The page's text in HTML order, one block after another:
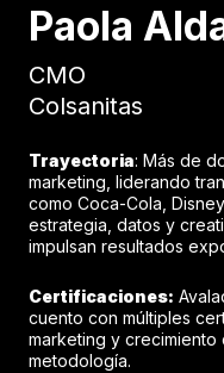
Paola
CMO
Colsanitas
Trayectoria: Más de
marketing, liderando
como Coca-Cola,
estrategia, datos y
impulsan resultados
Certificaciones:
cuento con múltiples
marketing y crecimiento
metodología.